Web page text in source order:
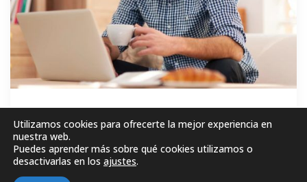
GRATIS
MATRICÚLESE AHORA!
Utilizamos cookies para ofrecerte la mejor experiencia en
nuestra web.
Puedes aprender más sobre qué cookies utilizamos o
desactivarlas en los ajustes.